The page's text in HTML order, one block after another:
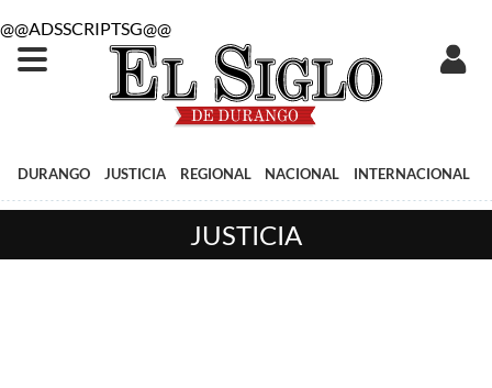
@@ADSSCRIPTSG@@
DURANGO JUSTICIA REGIONAL NACIONAL INTERNACIONAL
JUSTICIA